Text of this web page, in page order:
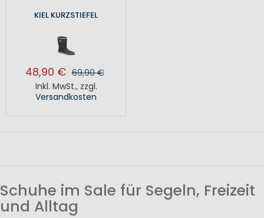
KIEL KURZSTIEFEL
48,90 € 69,90 €
Inkl. MwSt., zzgl.
Versandkosten
Schuhe im Sale für Segeln, Freizeit
und Alltag